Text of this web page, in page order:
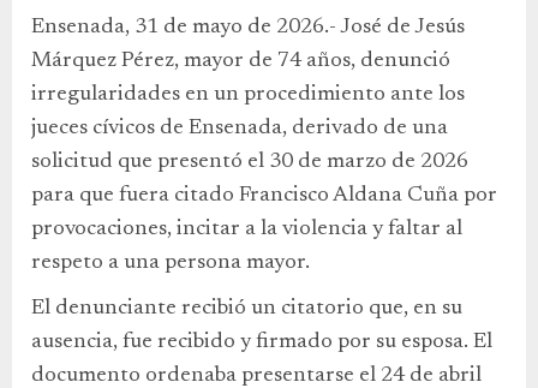
Ensenada, 31 de mayo de 2026.- José de Jesús
Márquez Pérez, mayor de 74 años, denunció
irregularidades en un procedimiento ante los
jueces cívicos de Ensenada, derivado de una
solicitud que presentó el 30 de marzo de 2026
para que fuera citado Francisco Aldana Cuña por
provocaciones, incitar a la violencia y faltar al
respeto a una persona mayor.
El denunciante recibió un citatorio que, en su
ausencia, fue recibido y firmado por su esposa. El
documento ordenaba presentarse el 24 de abril